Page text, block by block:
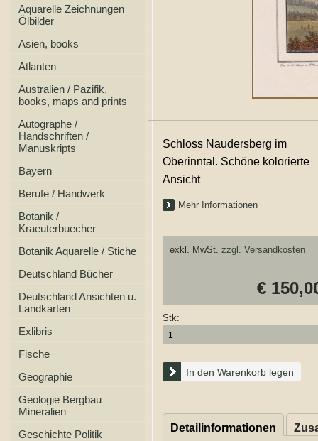
Aquarelle Zeichnungen
Ölbilder
Asien, books
Atlanten
Australien / Pazifik,
books, maps and prints
Autographe /
Handschriften /
Manuskripts
Bayern
Berufe / Handwerk
Botanik /
Kraeuterbuecher
Botanik Aquarelle / Stiche
Deutschland Bücher
Deutschland Ansichten u.
Landkarten
Exlibris
Fische
Geographie
Geologie Bergbau
Mineralien
Geschichte Politik
Schloss Naudersberg im
Oberinntal. Schöne kolorierte
Ansicht
Mehr Informationen
exkl. MwSt. zzgl. Versandkosten
€
Stk:
In den Warenkorb legen
Detailinformationen